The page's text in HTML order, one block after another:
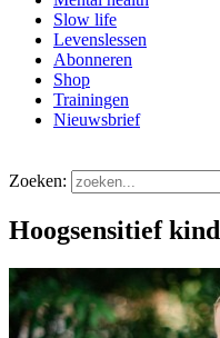
Slow life
Levenslessen
Abonneren
Shop
Trainingen
Nieuwsbrief
Zoeken:
Hoogsensitief kind